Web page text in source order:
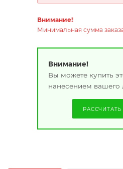
Внимание!
Минимальная сумма
Внимание!
Вы можете купить
нанесением вашего